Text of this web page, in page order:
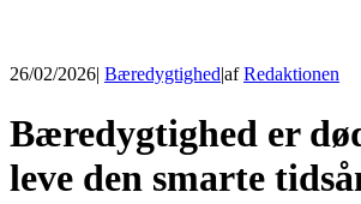
26/02/2026| Bæredygtighed|afRedaktionen
Bæredygtighed er
leve den smarte